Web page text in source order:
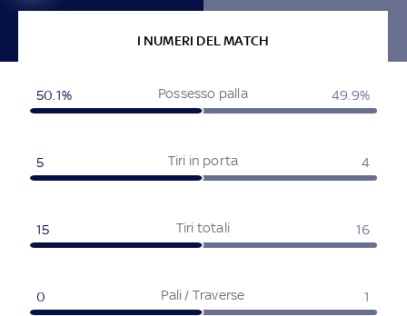
I NUMERI DEL MATCH
Possesso palla
50.1% 49.9%
Tiri in porta
5 4
Tiri totali
15 16
Pali / Traverse
0 1